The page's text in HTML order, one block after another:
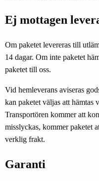
Ej mottagen
Om paketet levereras till
14 dagar. Om inte paketet
paketet till oss.
Vid hemleverans aviseras
kan paketet väljas att hämtas
Transportören kommer att
misslyckas, kommer paketet
verklig frakt.
Garanti